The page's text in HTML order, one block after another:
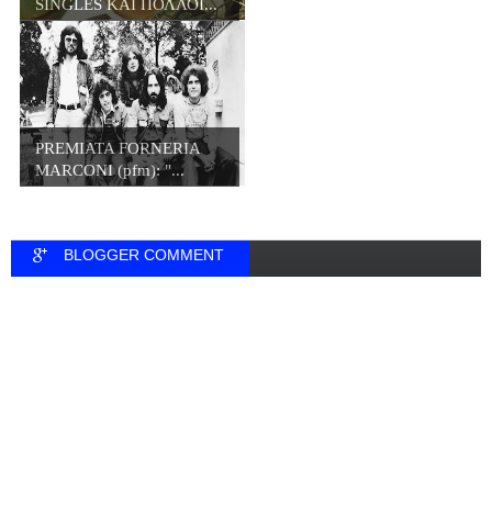
SINGLES ΚΑΙ ΠΟΛΛΟΙ...
PREMIATA FORNERIA
MARCONI (pfm): "...
BLOGGER COMMENT